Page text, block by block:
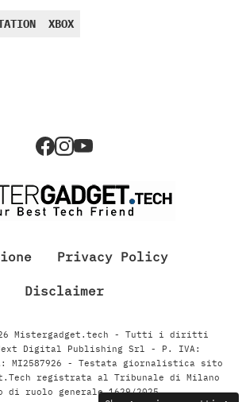
XBOX
Privacy Policy
Disclaimer
Mistergadget.tech - Tutti i diritti
Digital Publishing Srl - P. IVA:
MI2587926 - Testata giornalistica sito
registrata al Tribunale di Milano
di ruolo generale 1629/2025